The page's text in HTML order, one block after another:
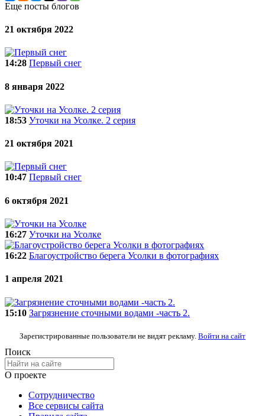
Еще посты блогов
21 октября 2022
14:28 Первый снег
8 января 2022
18:53 Уточки на Усолке. 2 серия
21 октября 2021
10:47 Первый снег
6 октября 2021
16:27 Уточки на Усолке
16:22 Благоустройство берега Усолки в фотографиях
1 апреля 2021
15:10 Загрязнение сточными водами -часть 2.
Зарегистрированные пользователи не видят рекламу. Войти на сайт
Поиск
О проекте
Сотрудничество
Все сервисы сайта